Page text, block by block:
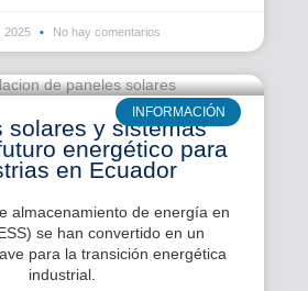
2025 No hay comentarios
INFORMACIÓN
solares y sistemas
energético para
en Ecuador
almacenamiento de energía en
se han convertido en un
para la transición energética
industrial.